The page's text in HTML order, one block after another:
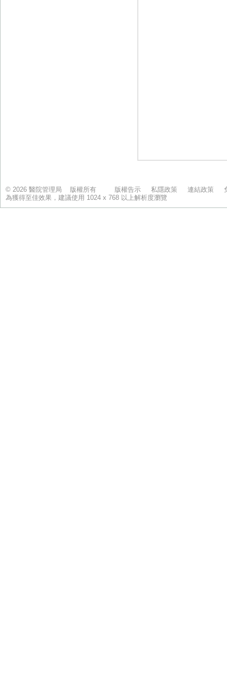
© 2026 醫院管理局 版權所有 版權告示 私隱政策 連結政策
為獲得至佳效果，建議使用 1024 x 768 以上解析度瀏覽